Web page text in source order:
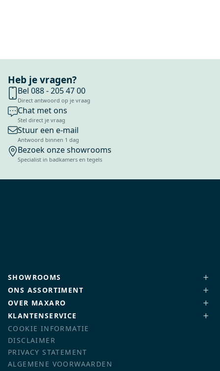
Heb je vragen?
Bel 088 - 205 47 00
Direct antwoord op je vraag
Chat met ons
Stel direct je vraag
Stuur een e-mail
Antwoord binnen 1 dag
Bezoek onze showrooms
Specialist in badkamers en tegels
SHOWROOMS
ONS ASSORTIMENT
OVER MAXARO
KLANTENSERVICE
COOKIE INFORMATIE
DISCLAIMER
PRIVACY STATEMENT
ALGEMENE VOORWAARDEN